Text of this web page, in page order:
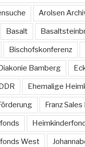
Arolsen
Basalt
Bischofskonferenz
Diakonie Bamberg
Ehemalige
Franz
West